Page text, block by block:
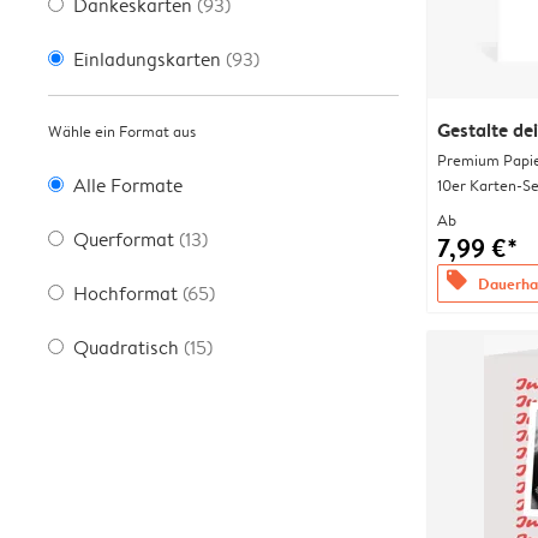
Dankeskarten (93)
Einladungskarten (93)
Wähle ein Format aus
Alle Formate
Querformat (13)
Hochformat (65)
Quadratisch (15)
Gestalte
Premium
10er Karten-
Ab
7,99 €*
offers